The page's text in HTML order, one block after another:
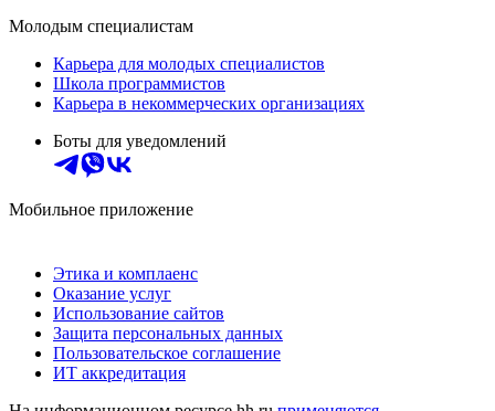
Молодым специалистам
Карьера для молодых специалистов
Школа программистов
Карьера в некоммерческих организациях
Боты для уведомлений
Мобильное приложение
Этика и комплаенс
Оказание услуг
Использование сайтов
Защита персональных данных
Пользовательское соглашение
ИТ аккредитация